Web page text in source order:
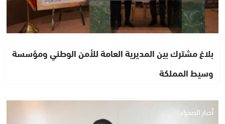
بلاغ مشترك بين المديرية العامة للأمن الوطني ومؤسسة
وسيط المملكة
أخبار الصحراء